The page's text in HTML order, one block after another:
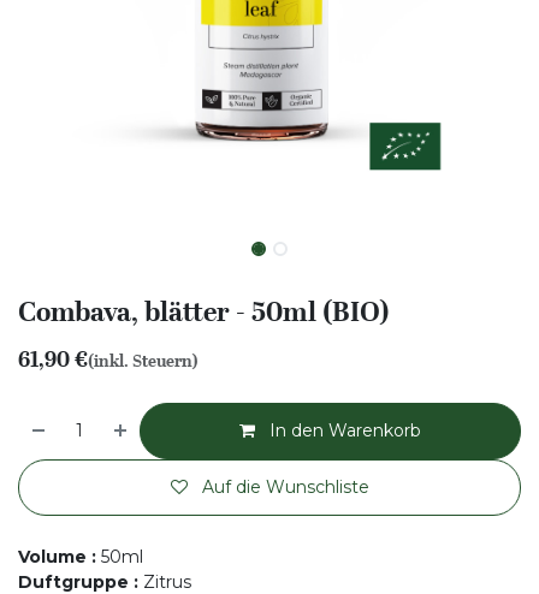
Combava, blätter - 50ml (BIO)
61,90€(inkl. Steuern)
In den Warenkorb
Auf die Wunschliste
Volume : 50ml
Duftgruppe : Zitrus